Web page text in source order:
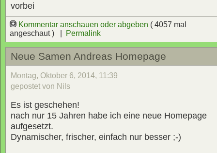
vorbei
Kommentar anschauen oder abgeben ( 4057 mal
angeschaut ) |
Permalink
Neue Samen Andreas Homepage
Montag, Oktober 6, 2014, 11:39
gepostet von Nils
Es ist geschehen!
nach nur 15 Jahren habe ich eine neue Homepage
aufgesetzt.
Dynamischer, frischer, einfach nur besser ;-)